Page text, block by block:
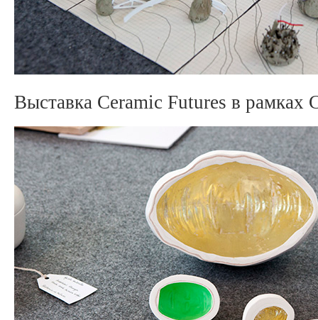
Выставка Ceramic Futures в рамках